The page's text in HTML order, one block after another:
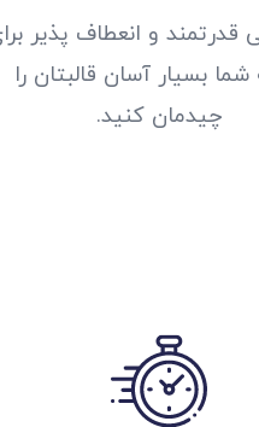
قدرتمند و انعطاف پذیر
شما بسیار آسان قالبتان را
چیدمان کنید.